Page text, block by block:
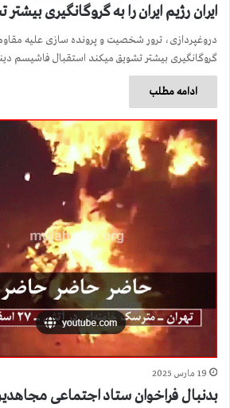
ایران رژیم ایران را به گروگانگیری
دروغپردازی، ترور شخصیت و پرونده سازی علیه مقاومت
گروگانگیری بیشتر تشویق میکند استقبال فاشيسم
ادامه مطلب
19 مارس 2025
بدنبال فراخوان ستاد اجتماعی